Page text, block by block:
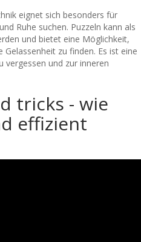
eignet sich besonders für
Ruhe suchen. Puzzeln kann als
und bietet eine Möglichkeit,
zu finden. Es ist eine
vergessen und zur inneren
tricks - wie
effizient